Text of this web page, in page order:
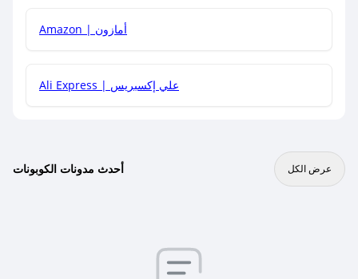
Amazon | أمازون
Ali Express | علي إكسبريس
أحدث مدونات الكوبونات عرض الكل